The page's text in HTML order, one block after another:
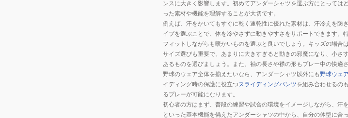
ンスに大きく影響します。初めてアンダーシャツを選ぶ方にとって
った素材や機能を理解することが大切です。
例えば、汗をかいてもすぐに乾く速乾性に優れた素材は、汗冷えを
イプを選ぶことで、体を冷やさずに動きやすさをサポートできます
フィットしながらも暖かいものを選ぶと良いでしょう。キッズの場合
サイズ選びも重要で、あまりに大きすぎると動きの邪魔になり、小
あるものを選びましょう。また、袖の長さや襟の形もプレー中の快適
野球のウェア全体を揃えたいなら、アンダーシャツ以外にも野球ウェア
イディング時の保護に役立つ スライディングパンツを組み合わせるの
るプレーが可能になります。
初心者の方はまず、普段の練習や試合の環境をイメージしながら、
といった基本機能を備えたアンダーシャツの中から、自分の体型に合